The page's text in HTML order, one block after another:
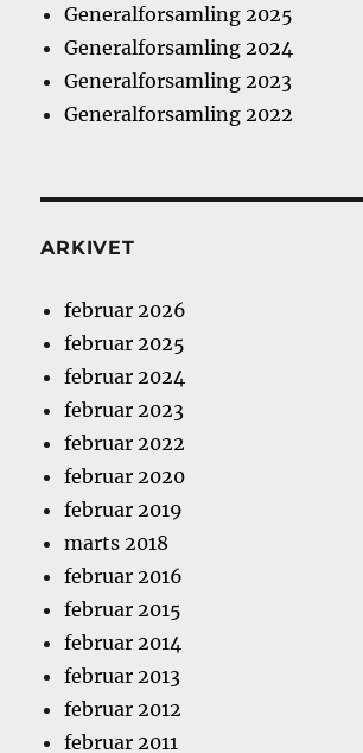
Generalforsamling 2025
Generalforsamling 2024
Generalforsamling 2023
Generalforsamling 2022
ARKIVET
februar 2026
februar 2025
februar 2024
februar 2023
februar 2022
februar 2020
februar 2019
marts 2018
februar 2016
februar 2015
februar 2014
februar 2013
februar 2012
februar 2011